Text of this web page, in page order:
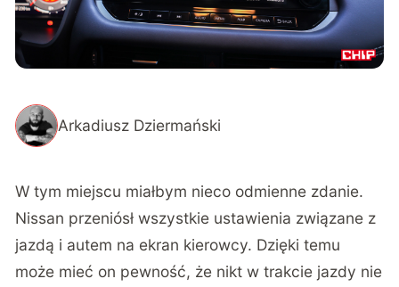
Arkadiusz Dziermański
W tym miejscu miałbym nieco odmienne zdanie.
Nissan przeniósł wszystkie ustawienia związane z
jazdą i autem na ekran kierowcy. Dzięki temu
może mieć on pewność, że nikt w trakcie jazdy nie